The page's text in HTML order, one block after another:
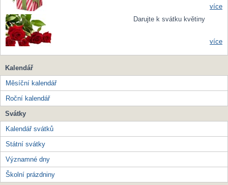
více
Darujte k svátku květiny
více
Kalendář
Měsíční kalendář
Roční kalendář
Svátky
Kalendář svátků
Státní svátky
Významné dny
Školní prázdniny